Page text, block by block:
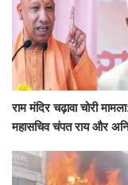
राम मंदिर चढ़ावा चोरी
महासचिव चंपत राय और
को नहीं...